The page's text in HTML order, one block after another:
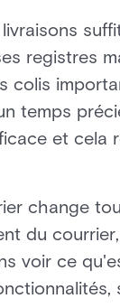
registres
colis
temps
et cela
change
du
voir ce